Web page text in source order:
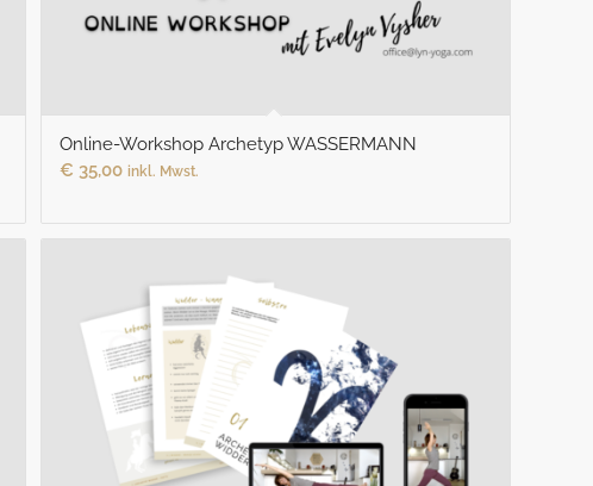
Online-Workshop Archetyp WASSERMANN
€ 35,00 inkl. Mwst.